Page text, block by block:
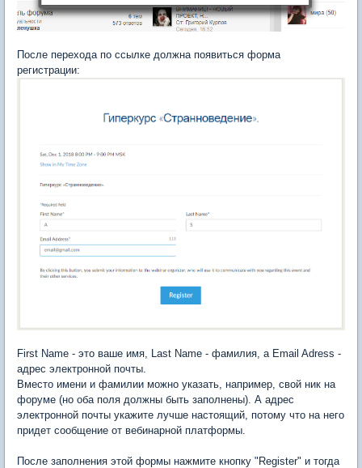
После перехода по ссылке должна появиться форма
регистрации:
First Name - это ваше имя, Last Name - фамилия, а Email Adress -
адрес электронной почты.
Вместо имени и фамилии можно указать, например, свой ник на
форуме (но оба поля должны быть заполнены). А адрес
электронной почты укажите лучше настоящий, потому что на него
придет сообщение от вебинарной платформы.
После заполнения этой формы нажмите кнопку "Register" и тогда